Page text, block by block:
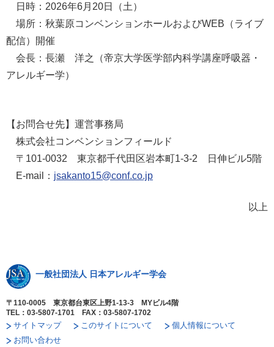
日時：2026年6月20日（土）
場所：秋葉原コンベンションホールおよびWEB（ライブ
配信）開催
会長：長瀬 洋之（帝京大学医学部内科学講座呼吸器・
アレルギー学）
【お問合せ先】運営事務局
株式会社コンベンションフィールド
〒101-0032 東京都千代田区岩本町1-3-2 日伸ビル5階
E-mail： jsakanto15@conf.co.jp
以上
一般社団法人 日本アレルギー学会
〒110-0005 東京都台東区上野1-13-3 MYビル4階
TEL：03-5807-1701 FAX：03-5807-1702
サイトマップ このサイトについて
個人情報について
お問い合わせ